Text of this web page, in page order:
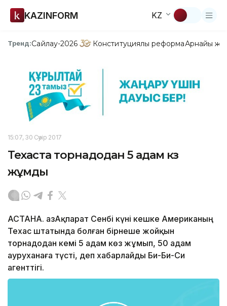
KAZINFORM KZ
Тренд:Сайлау-2026 Конституциялық реформаАрнайы
15:07, 30 Сәуір 2017
Техаста торнадодан 5 адам көз
жұмды
АСТАНА. ҚазАқпарат Сенбі күні кешке Американың
Техас штатында болған бірнеше жойқын
торнадодан кемі 5 адам көз жұмып, 50 адам
ауруханаға түсті, деп хабарлайды Би-Би-Си
агенттігі.